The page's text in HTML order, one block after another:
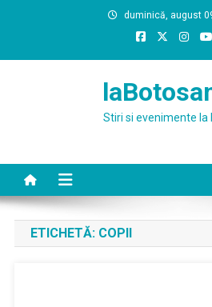
duminică, august
Stiri si evenimente la
ETICHETĂ: COPII